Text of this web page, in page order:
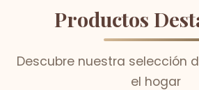
Productos
Descubre nuestra selección
el hogar